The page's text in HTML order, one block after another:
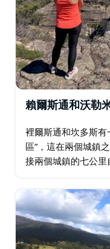
賴爾斯通和沃勒
裡爾斯通和坎多斯有
區”，這在兩個城鎮
接兩個城鎮的七公
原生叢林、沿著安